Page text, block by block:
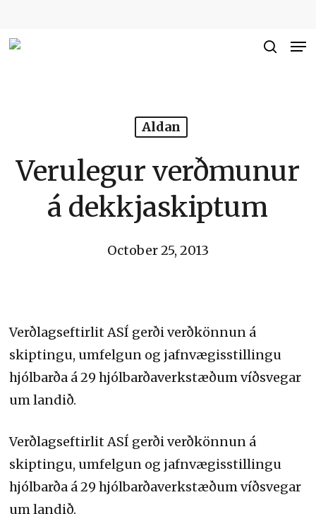
Aldan
Verulegur verðmunur
á dekkjaskiptum
October 25, 2013
Verðlagseftirlit ASÍ gerði verðkönnun á
skiptingu, umfelgun og jafnvægisstillingu
hjólbarða á 29 hjólbarðaverkstæðum víðsvegar
um landið.
Verðlagseftirlit ASÍ gerði verðkönnun á
skiptingu, umfelgun og jafnvægisstillingu
hjólbarða á 29 hjólbarðaverkstæðum víðsvegar
um landið.
Close